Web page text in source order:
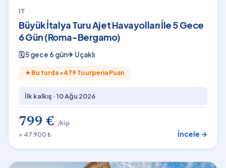
IT
Büyük İtalya Turu Ajet Havayolları İle 5 Gece
6 Gün (Roma-Bergamo)
🗓5 gece 6 gün✈Uçaklı
★ Bu turda +479 Tourperia Puan
İlk kalkış ·10 Ağu 2026
799 € /kişi
≈ 47.900 ₺
İncele →